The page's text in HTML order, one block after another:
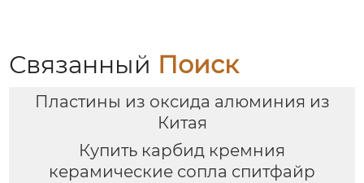
Связанный Поиск
Пластины из оксида алюминия из
Китая
Купить карбид кремния
керамические сопла спитфайр